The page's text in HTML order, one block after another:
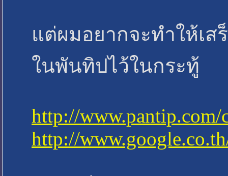
แต่ผมอยากจะทำให้เ
ในพันทิปไว้ในกระทู้
http://
http://